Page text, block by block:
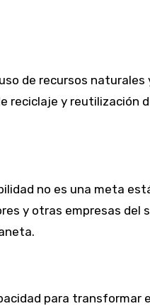
de recursos
reciclaje y reutilización
no es una meta
y otras empresas
para transformar